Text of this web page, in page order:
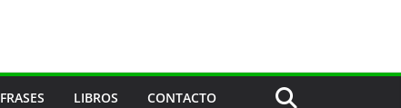
FRASES LIBROS CONTACTO